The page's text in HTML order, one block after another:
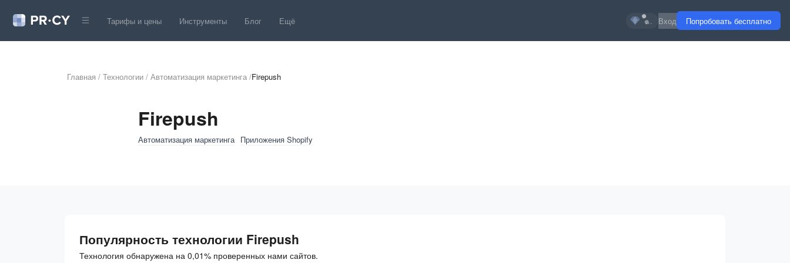
Тарифы и цены Инструменты Блог Ещё ... Вход Попробовать бесплатно
Главная / Технологии / Автоматизация маркетинга /Firepush
Firepush
Автоматизация маркетинга Приложения Shopify
Популярность технологии Firepush
Технология обнаружена на 0,01% проверенных нами сайтов.